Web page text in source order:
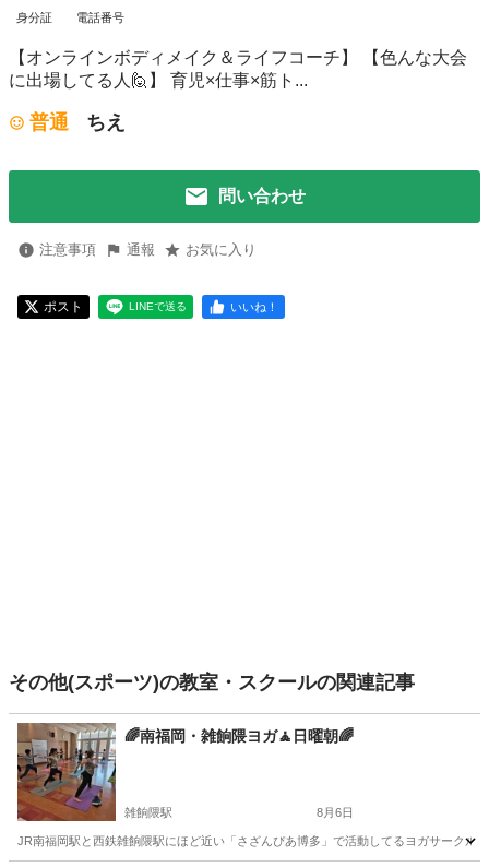
身分証 電話番号
【オンラインボディメイク＆ライフコーチ】 【色んな大会
に出場してる人🙋】 育児×仕事×筋ト...
普通 ちえ
問い合わせ
注意事項 通報 お気に入り
ポスト LINEで送る いいね！
その他(スポーツ)の教室・スクールの関連記事
🌈南福岡・雑餉隈ヨガ🧘日曜朝🌈
雑餉隈駅 8月6日
JR南福岡駅と西鉄雑餉隈駅にほど近い「さざんぴあ博多」で活動してるヨガサークル